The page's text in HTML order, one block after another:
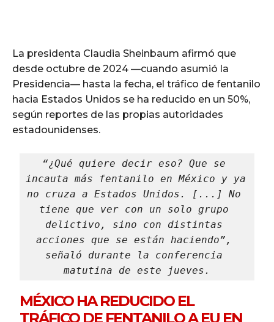
La presidenta Claudia Sheinbaum afirmó que
desde octubre de 2024 —cuando asumió la
Presidencia— hasta la fecha, el tráfico de fentanilo
hacia Estados Unidos se ha reducido en un 50%,
según reportes de las propias autoridades
estadounidenses.
“¿Qué quiere decir eso? Que se
incauta más fentanilo en México y ya
no cruza a Estados Unidos. [...] No
tiene que ver con un solo grupo
delictivo, sino con distintas
acciones que se están haciendo”,
señaló durante la conferencia
matutina de este jueves.
MÉXICO HA REDUCIDO EL
TRÁFICO DE FENTANILO A EU EN